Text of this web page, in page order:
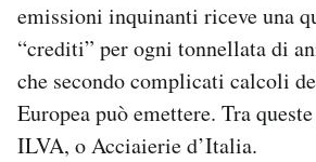
emissioni inquinanti riceve una
“crediti” per ogni tonnellata di
che secondo complicati calcoli
Europea può emettere. Tra queste
ILVA, o Acciaierie d’Italia.